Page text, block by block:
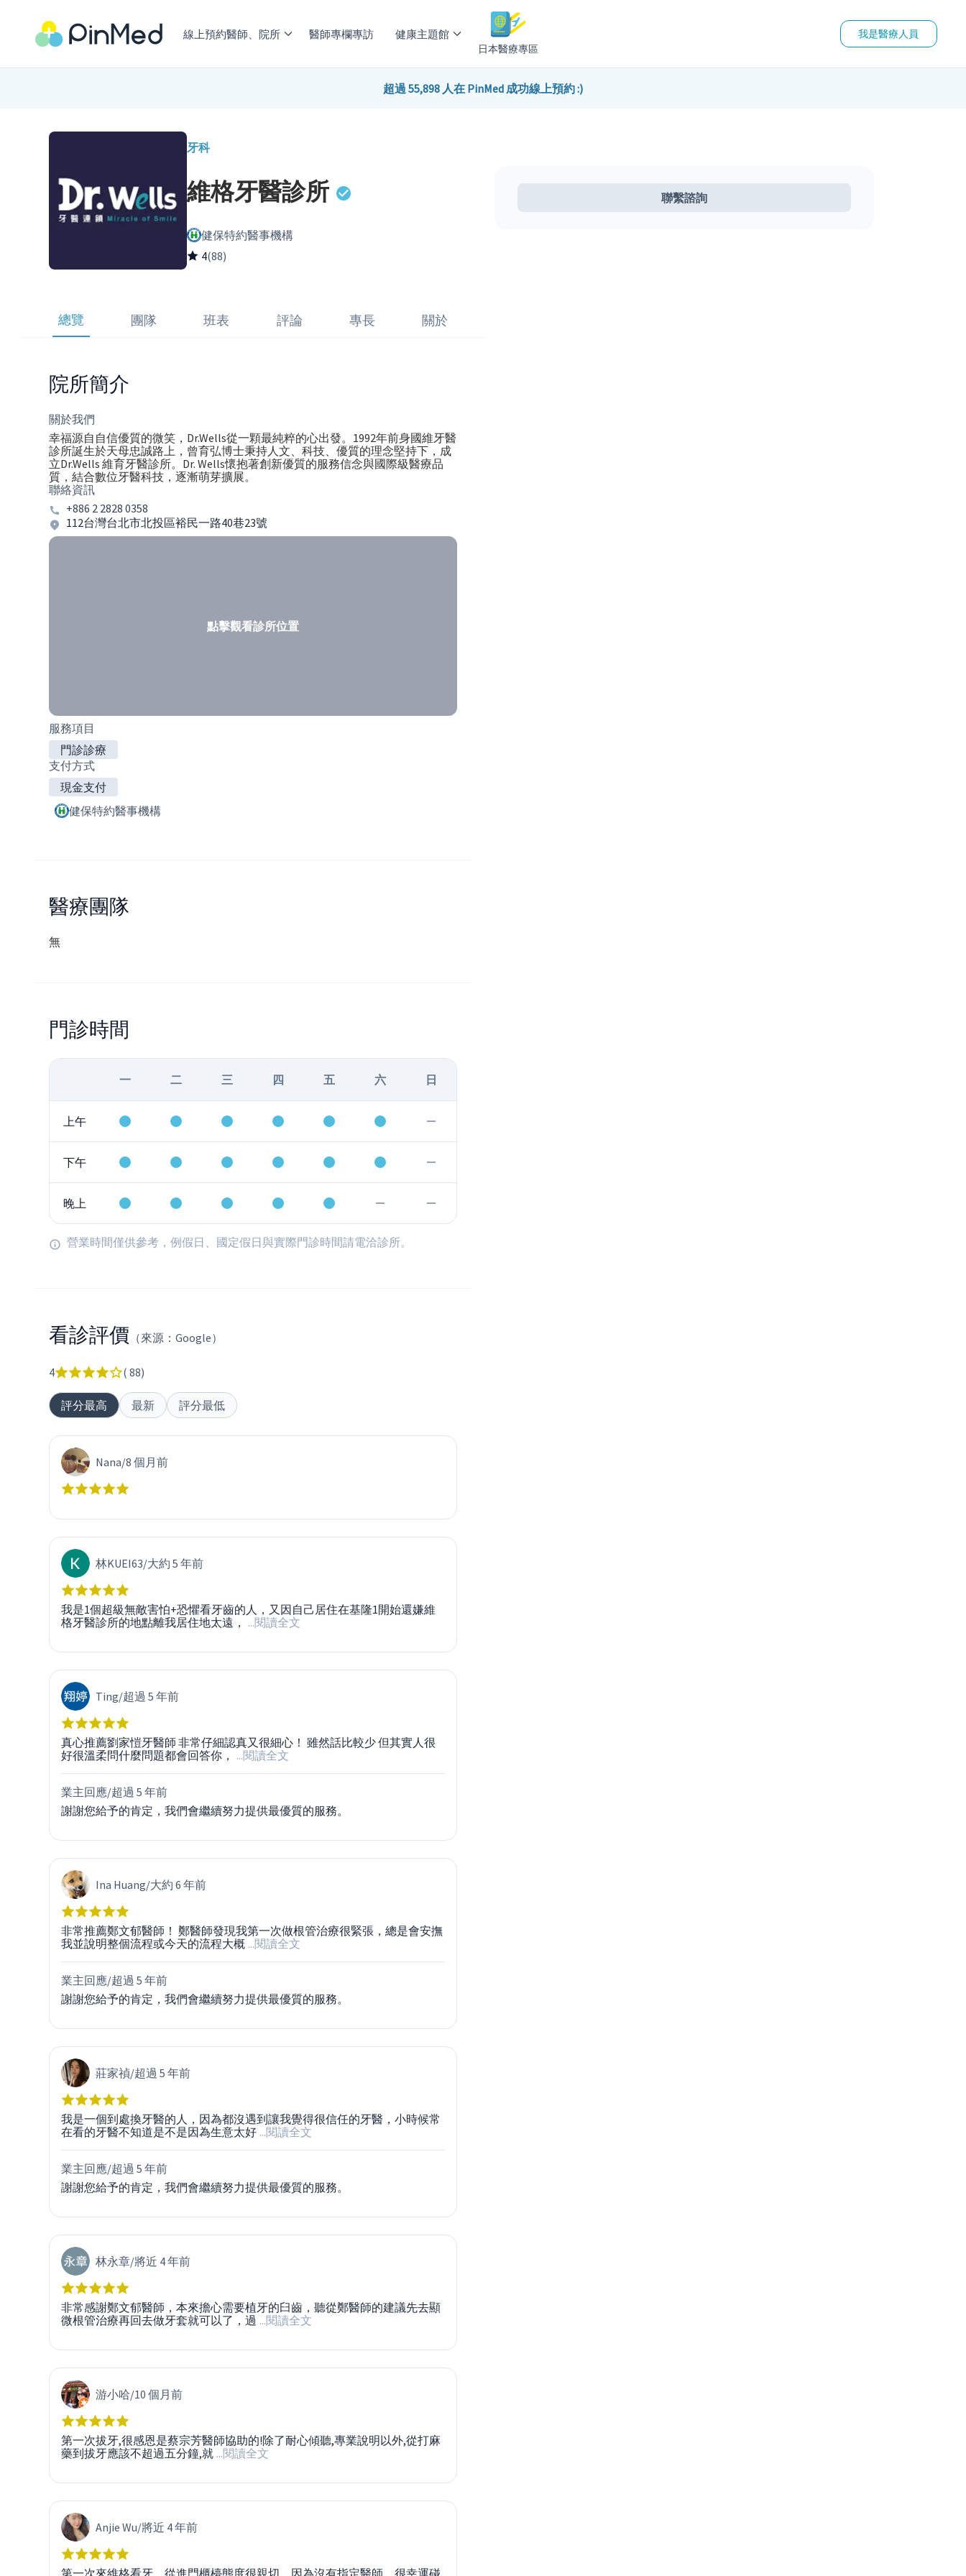
線上預約醫師、院所 醫師專欄專訪 健康主題館
日本醫療專區
我是醫療人員
超過 55,898 人在 PinMed 成功線上預約 :)
牙科
維格牙醫診所
健保特約醫事機構
4(88)
總覽 團隊 班表 評論 專長 關於
院所簡介
關於我們
幸福源自自信優質的微笑，Dr.Wells從一顆最純粹的心出發。1992年前身國維牙醫
診所誕生於天母忠誠路上，曾育弘博士秉持人文、科技、優質的理念堅持下，成
立Dr.Wells 維育牙醫診所。Dr. Wells懷抱著創新優質的服務信念與國際級醫療品
質，結合數位牙醫科技，逐漸萌芽擴展。
聯絡資訊
+886 2 2828 0358
112台灣台北市北投區裕民一路40巷23號
點擊觀看診所位置
服務項目
門診診療
支付方式
現金支付
健保特約醫事機構
醫療團隊
無
門診時間
一 二 三 四 五 六 日
上午
下午
晚上
營業時間僅供參考，例假日、國定假日與實際門診時間請電洽診所。
看診評價 （來源：Google）
4 ( 88)
評分最高 最新 評分最低
Nana/8 個月前
林KUEI63/大約 5 年前
我是1個超級無敵害怕+恐懼看牙齒的人，又因自己居住在基隆1開始還嫌維
格牙醫診所的地點離我居住地太遠， ...閱讀全文
Ting/超過 5 年前
真心推薦劉家愷牙醫師 非常仔細認真又很細心！ 雖然話比較少 但其實人很
好很溫柔問什麼問題都會回答你， ...閱讀全文
業主回應/超過 5 年前
謝謝您給予的肯定，我們會繼續努力提供最優質的服務。
Ina Huang/大約 6 年前
非常推薦鄭文郁醫師！ 鄭醫師發現我第一次做根管治療很緊張，總是會安撫
我並說明整個流程或今天的流程大概 ...閱讀全文
業主回應/超過 5 年前
謝謝您給予的肯定，我們會繼續努力提供最優質的服務。
莊家禎/超過 5 年前
我是一個到處換牙醫的人，因為都沒遇到讓我覺得很信任的牙醫，小時候常
在看的牙醫不知道是不是因為生意太好 ...閱讀全文
業主回應/超過 5 年前
謝謝您給予的肯定，我們會繼續努力提供最優質的服務。
林永章/將近 4 年前
非常感謝鄭文郁醫師，本來擔心需要植牙的臼齒，聽從鄭醫師的建議先去顯
微根管治療再回去做牙套就可以了，過 ...閱讀全文
游小哈/10 個月前
第一次拔牙,很感恩是蔡宗芳醫師協助的!除了耐心傾聽,專業說明以外,從打麻
藥到拔牙應該不超過五分鐘,就 ...閱讀全文
Anjie Wu/將近 4 年前
第一次來維格看牙，從進門櫃檯態度很親切。因為沒有指定醫師，很幸運碰
聯繫諮詢